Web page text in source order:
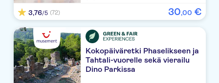
Grand Ring
Marti Myra Hotel
Mirada Del Mar Hotel
Seven Seas Hotel Life
3,76/5 (72) 30,00 €
Kokopäiväretki Phaselikseen ja
Tahtali-vuorelle sekä vierailu
Dino Parkissa